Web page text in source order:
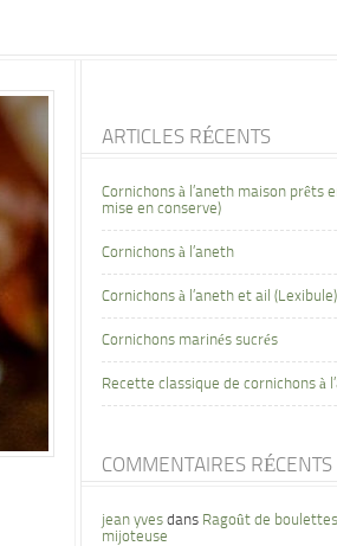
ARTICLES RÉCENTS
Cornichons à l’aneth maison prêts
mise en conserve)
Cornichons à l’aneth
Cornichons à l’aneth et ail (Lexibule)
Cornichons marinés sucrés
Recette classique de cornichons à
COMMENTAIRES RÉCENTS
jean yves dans Ragoût de
mijoteuse